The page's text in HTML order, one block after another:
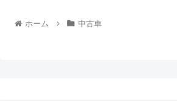
ホーム 中古車